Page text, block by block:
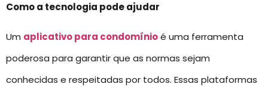
Como a tecnologia pode ajudar
Um aplicativo para condomínioé uma ferramenta
poderosa para garantir que as normas sejam
conhecidas e respeitadas por todos. Essas plataformas